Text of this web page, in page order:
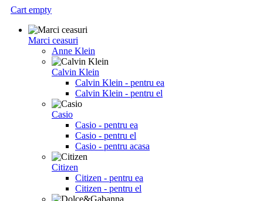
Cart empty
Marci ceasuri
Anne Klein
Calvin Klein
Calvin Klein - pentru ea
Calvin Klein - pentru el
Casio
Casio - pentru ea
Casio - pentru el
Casio - pentru acasa
Citizen
Citizen - pentru ea
Citizen - pentru el